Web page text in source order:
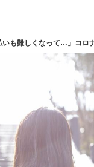
いも難しくなって…」コロ